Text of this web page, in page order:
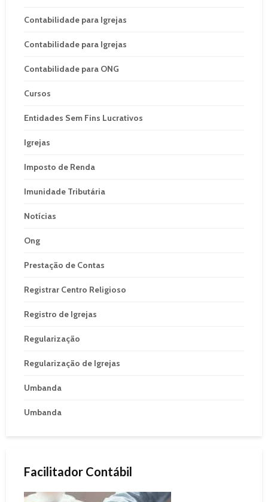
Contabilidade para Igrejas
Contabilidade para Igrejas
Contabilidade para ONG
Cursos
Entidades Sem Fins Lucrativos
Igrejas
Imposto de Renda
Imunidade Tributária
Notícias
Ong
Prestação de Contas
Registrar Centro Religioso
Registro de Igrejas
Regularização
Regularização de Igrejas
Umbanda
Umbanda
Facilitador Contábil